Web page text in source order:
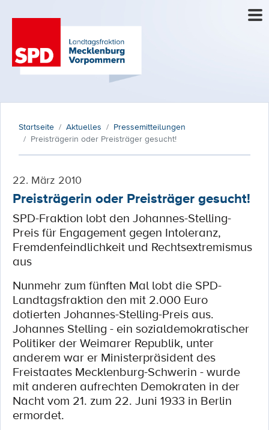
Startseite Aktuelles
Pressemitteilungen
Preisträgerin oder Preisträger gesucht!
22. März 2010
Preisträgerin oder Preisträger gesucht!
SPD-Fraktion lobt den Johannes-Stelling-
Preis für Engagement gegen Intoleranz,
Fremdenfeindlichkeit und Rechtsextremismus
aus
Nunmehr zum fünften Mal lobt die SPD-
Landtagsfraktion den mit 2.000 Euro
dotierten Johannes-Stelling-Preis aus.
Johannes Stelling - ein sozialdemokratischer
Politiker der Weimarer Republik, unter
anderem war er Ministerpräsident des
Freistaates Mecklenburg-Schwerin - wurde
mit anderen aufrechten Demokraten in der
Nacht vom 21. zum 22. Juni 1933 in Berlin
ermordet.